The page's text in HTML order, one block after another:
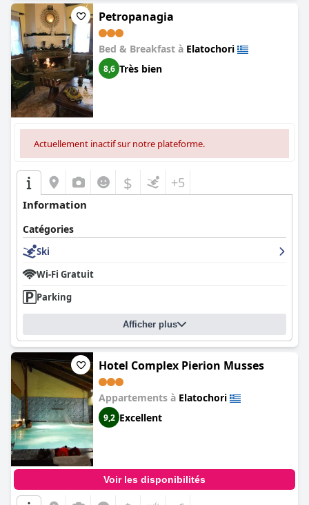
Petropanagia
Bed & Breakfast à Elatochori
8,6 Très bien
Actuellement inactif sur notre plateforme.
$ +5
Information
Catégories
Ski
Wi-Fi Gratuit
Parking
Afficher plus
Hotel Complex Pierion Musses
Appartements à Elatochori
9,2 Excellent
Voir les disponibilités